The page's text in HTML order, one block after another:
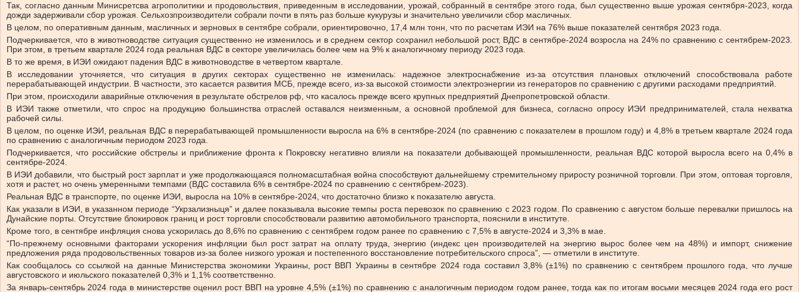
Так, согласно данным Минисретсва агрополитики и продовольствия, приведенным в исследовании, урожай, собранный в сентябре этого года, был существенно выше урожая сентября-2023, когда
дожди задерживали сбор урожая. Сельхозпроизводители собрали почти в пять раз больше кукурузы и значительно увеличили сбор масличных.
В целом, по оперативным данным, масличных и зерновых в сентябре собрали, ориентировочно, 17,4 млн тонн, что по расчетам ИЭИ на 76% выше показателей сентября 2023 года.
Подчеркивается, что в животноводстве ситуация существенно не изменилось и в среднем сектор сохранил небольшой рост, ВДС в сентябре-2024 возросла на 24% по сравнению с сентябрем-2023.
При этом, в третьем квартале 2024 года реальная ВДС в секторе увеличилась более чем на 9% к аналогичному периоду 2023 года.
В то же время, в ИЭИ ожидают падения ВДС в животноводстве в четвертом квартале.
В исследовании уточняется, что ситуация в других секторах существенно не изменилась: надежное электроснабжение из-за отсутствия плановых отключений способствовала работе
перерабатывающей индустрии. В частности, это касается развития МСБ, прежде всего, из-за высокой стоимости электроэнергии из генераторов по сравнению с другими расходами предприятий.
При этом, происходили аварийные отключения в результате обстрелов рф, что касалось прежде всего крупных предприятий Днепропетровской области.
В ИЭИ также отметили, что спрос на продукцию большинства отраслей оставался неизменным, а основной проблемой для бизнеса, согласно опросу ИЭИ предпринимателей, стала нехватка
рабочей силы.
В целом, по оценке ИЭИ, реальная ВДС в перерабатывающей промышленности выросла на 6% в сентябре-2024 (по сравнению с показателем в прошлом году) и 4,8% в третьем квартале 2024 года
по сравнению с аналогичным периодом 2023 года.
Подчеркивается, что российские обстрелы и приближение фронта к Покровску негативно влияли на показатели добывающей промышленности, реальная ВДС которой выросла всего на 0,4% в
сентябре-2024.
В ИЭИ добавили, что быстрый рост зарплат и уже продолжающаяся полномасштабная война способствуют дальнейшему стремительному приросту розничной торговли. При этом, оптовая торговля,
хотя и растет, но очень умеренными темпами (ВДС составила 6% в сентябре-2024 по сравнению с сентябрем-2023).
Реальная ВДС в транспорте, по оценке ИЭИ, выросла на 10% в сентябре-2024, что достаточно близко к показателю августа.
Как указали в ИЭИ, в указанном периоде “Укрзализныця” и далее показывала высокие темпы роста перевозок по сравнению с 2023 годом. По сравнению с августом больше перевалки пришлось на
Дунайские порты. Отсутствие блокировок границ и рост торговли способствовали развитию автомобильного транспорта, пояснили в институте.
Кроме того, в сентябре инфляция снова ускорилась до 8,6% по сравнению с сентябрем годом ранее по сравнению с 7,5% в августе-2024 и 3,3% в мае.
“По-прежнему основными факторами ускорения инфляции был рост затрат на оплату труда, энергию (индекс цен производителей на энергию вырос более чем на 48%) и импорт, снижение
предложения ряда продовольственных товаров из-за более низкого урожая и постепенного восстановление потребительского спроса”, — отметили в институте.
Как сообщалось со ссылкой на данные Министерства экономики Украины, рост ВВП Украины в сентябре 2024 года составил 3,8% (±1%) по сравнению с сентябрем прошлого года, что лучше
августовского и июльского показателей 0,3% и 1,1% соответственно.
За январь-сентябрь 2024 года в министерстве оценил рост ВВП на уровне 4,5% (±1%) по сравнению с аналогичным периодом годом ранее, тогда как по итогам восьми месяцев 2024 года его рост